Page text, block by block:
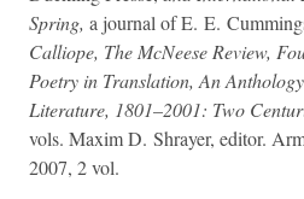
Spring, a journal of E. E.
Calliope, The McNeese Review,
Poetry in Translation, An
Literature, 1801–2001: Two
vols. Maxim D. Shrayer, editor.
2007, 2 vol.